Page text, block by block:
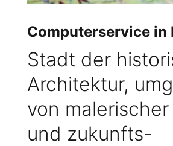
Computerservice in
Stadt der
Architektur,
von
und zukunfts-